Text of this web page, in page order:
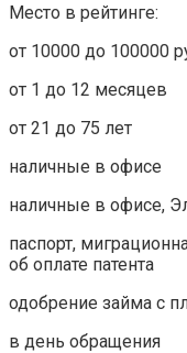
Место в рейтинге:
от 10000 до 100000
от 1 до 12 месяцев
от 21 до 75 лет
наличные в офисе
наличные в офисе,
паспорт,
об оплате патента
одобрение займа с
в день обращения